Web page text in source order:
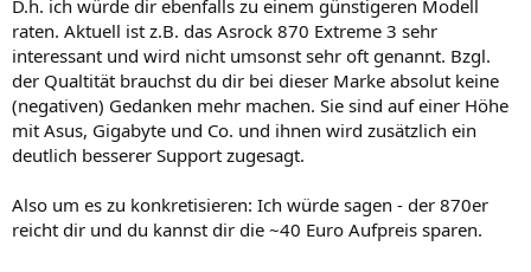
D.h. ich würde dir ebenfalls zu einem günstigeren Modell
raten. Aktuell ist z.B. das Asrock 870 Extreme 3 sehr
interessant und wird nicht umsonst sehr oft genannt. Bzgl.
der Qualtität brauchst du dir bei dieser Marke absolut keine
(negativen) Gedanken mehr machen. Sie sind auf einer Höhe
mit Asus, Gigabyte und Co. und ihnen wird zusätzlich ein
deutlich besserer Support zugesagt.
Also um es zu konkretisieren: Ich würde sagen - der 870er
reicht dir und du kannst dir die ~40 Euro Aufpreis sparen.